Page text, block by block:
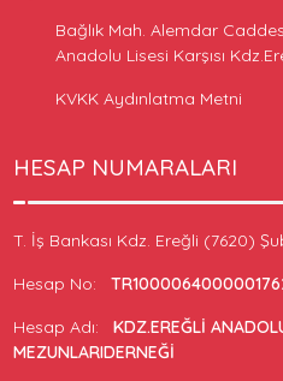
Bağlık Mah. Alemdar
Anadolu Lisesi Karşısı
KVKK Aydınlatma Metni
HESAP NUMARALARI
T. İş Bankası Kdz. Ereğli (7620)
Hesap No:
Hesap Adı:KDZ.EREĞLİ
MEZUNLARIDERNEĞİ